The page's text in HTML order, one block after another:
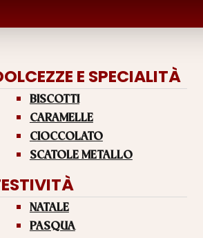
E SPECIALITÀ
BISCOTTI
CARAMELLE
CIOCCOLATO
SCATOLE METALLO
NATALE
PASQUA